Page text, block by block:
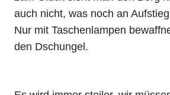
auch nicht, was noch an
Nur mit Taschenlampen
den Dschungel.